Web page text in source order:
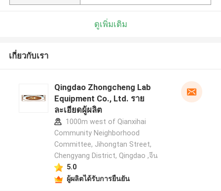
ดูเพิ่มเติม
เกี่ยวกับเรา
Qingdao Zhongcheng Lab
Equipment Co., Ltd. ราย
ละเอียดผู้ผลิต
1000m west of Qianxihai
Community Neighborhood
Committee, Jihongtan Street,
Chengyang District, Qingdao ,จีน
5.0
ผู้ผลิตได้รับการยืนยัน